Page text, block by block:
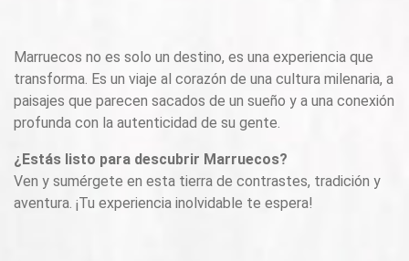
Marruecos no es solo un destino, es una experiencia que
transforma. Es un viaje al corazón de una cultura milenaria, a
paisajes que parecen sacados de un sueño y a una conexión
profunda con la autenticidad de su gente.
¿Estás listo para descubrir Marruecos?
Ven y sumérgete en esta tierra de contrastes, tradición y
aventura. ¡Tu experiencia inolvidable te espera!